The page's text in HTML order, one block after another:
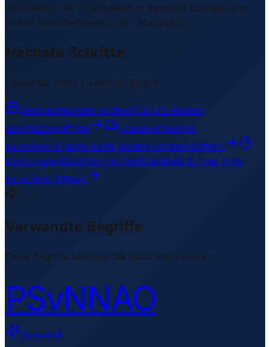
Kalkulation. Die Preisindikation dient der Orientierung
und ist typischerweise 5–15 Tage gültig.
Nächste Schritte
Passende Tools zu diesem Begriff
Seefrachtkosten prüfenFCL/LCL-Kosten
abschätzenÖffnen
Transportkosten
berechnenFracht-/LKW-Kosten ermittelnÖffnen
Demurrage/Detention prüfenStandgeld & Free Time
berechnenÖffnen
Verwandte Begriffe
Diese Begriffe könnten Sie auch interessieren
PSvNNAO
Verwandt